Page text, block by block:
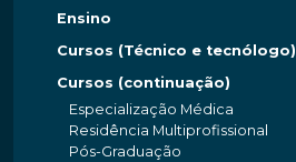
Ensino
Cursos (Técnico e tecnólogo)
Cursos (continuação)
Especialização Médica
Residência Multiprofissional
Pós-Graduação